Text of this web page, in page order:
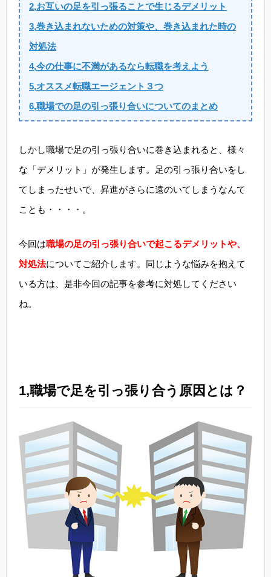
2,お互いの足を引っ張ることで生じるデメリット
3,巻き込まれないための対策や、巻き込まれた時の
対処法
4,今の仕事に不満があるなら転職を考えよう
5,オススメ転職エージェント３つ
6,職場での足の引っ張り合いについてのまとめ
しかし職場で足の引っ張り合いに巻き込まれると、様々
な「デメリット」が発生します。足の引っ張り合いをし
てしまったせいで、昇進がさらに遠のいてしまうなんて
ことも・・・・。
今回は職場の足の引っ張り合いで起こるデメリットや、
対処法についてご紹介します。同じような悩みを抱えて
いる方は、是非今回の記事を参考に対処してください
ね。
1,職場で足を引っ張り合う原因とは？